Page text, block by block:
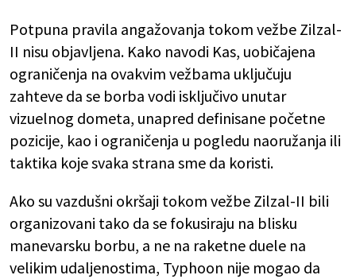
Potpuna pravila angažovanja tokom vežbe Zilzal-
II nisu objavljena. Kako navodi Kas, uobičajena
ograničenja na ovakvim vežbama uključuju
zahteve da se borba vodi isključivo unutar
vizuelnog dometa, unapred definisane početne
pozicije, kao i ograničenja u pogledu naoružanja ili
taktika koje svaka strana sme da koristi.
Ako su vazdušni okršaji tokom vežbe Zilzal-II bili
organizovani tako da se fokusiraju na blisku
manevarsku borbu, a ne na raketne duele na
velikim udaljenostima, Typhoon nije mogao da